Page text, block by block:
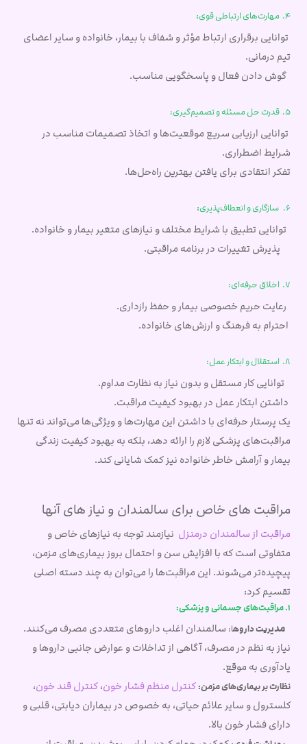
4. مهارت‌های ارتباطی قوی
:
توانایی برقراری ارتباط مؤثر و شفاف با بیمار، خانواده و سایر اعضای
تیم درمانی.
گوش دادن فعال و پاسخگویی مناسب.
5. قدرت حل مسئله و تصمیم‌گیری:
توانایی ارزیابی سریع موقعیت‌ها و اتخاذ تصمیمات مناسب در
شرایط اضطراری.
تفکر انتقادی برای یافتن بهترین راه‌حل‌ها.
6. سازگاری و انعطاف‌پذیری:
توانایی تطبیق با شرایط مختلف و نیازهای متغیر بیمار و خانواده.
پذیرش تغییرات در برنامه مراقبتی.
7. اخلاق حرفه‌ای:
رعایت حریم خصوصی بیمار و حفظ رازداری.
احترام به فرهنگ و ارزش‌های خانواده.
8. استقلال و ابتکار عمل:
توانایی کار مستقل و بدون نیاز به نظارت مداوم.
داشتن ابتکار عمل در بهبود کیفیت مراقبت.
یک پرستار حرفه‌ای با داشتن این مهارت‌ها و ویژگی‌ها می‌تواند نه تنها
مراقبت‌های پزشکی لازم را ارائه دهد، بلکه به بهبود کیفیت زندگی
بیمار و آرامش خاطر خانواده نیز کمک شایانی کند.
مراقبت های خاص برای سالمندان و نیاز های آنها
مراقبت از سالمندان درمنزل نیازمند توجه به نیازهای خاص و
متفاوتی است که با افزایش سن و احتمال بروز بیماری‌های مزمن،
پیچیده‌تر می‌شوند. این مراقبت‌ها را می‌توان به چند دسته اصلی
تقسیم کرد:
1. مراقبت‌های جسمانی و پزشکی:
مدیریت داروها: سالمندان اغلب داروهای متعددی مصرف می‌کنند.
نیاز به نظم در مصرف، آگاهی از تداخلات و عوارض جانبی داروها و
یادآوری به موقع.
نظارت بر بیماری‌های مزمن:کنترل منظم فشار خون،کنترل قند خون،
کلسترول و سایر علائم حیاتی، به خصوص در بیماران دیابتی، قلبی و
دارای فشار خون بالا.